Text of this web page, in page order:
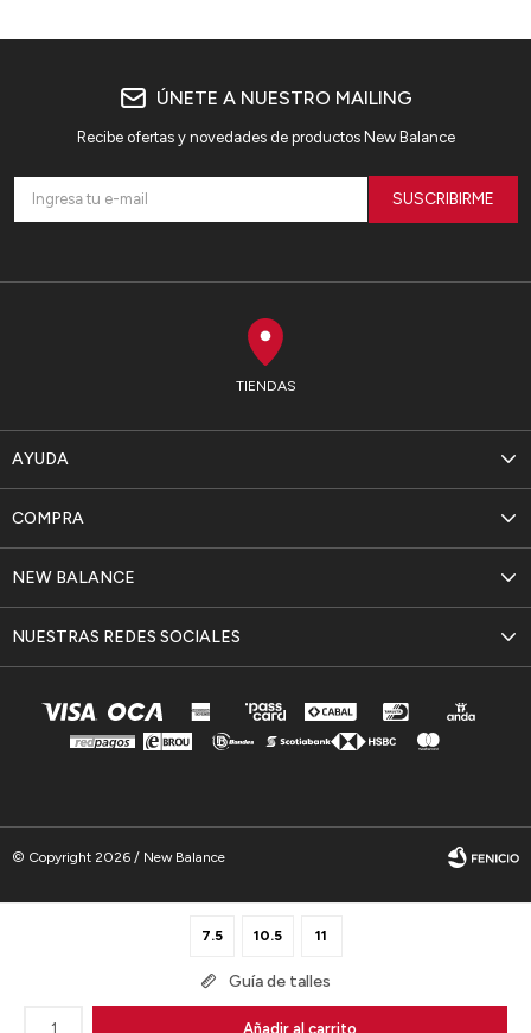
7.5 10.5 11
Guía de talles
1 Añadir al carrito
TIENDAS
AYUDA
NEW BALANCE
COMPRA
NUESTRAS REDES SOCIALES
ÚNETE A NUESTRO MAILING
Recibe ofertas y novedades de productos New Balance
SUSCRIBIRME
© Copyright 2026 / New Balance